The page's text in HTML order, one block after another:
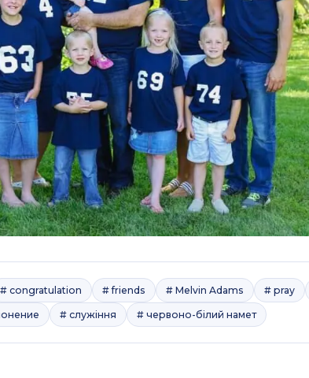
# congratulation # friends # Melvin Adams # pray
# служіння # червоно-білий намет